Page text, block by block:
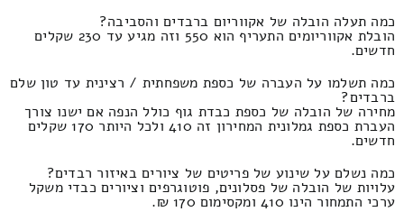
כמה תעלה הובלה של אקווריום ברבדים והסביבה?
הובלת אקווריומים התעריף הוא 550 וזה מגיע עד 230 שקלים
חדשים.
כמה תשלמו על העברה של כספת משפחתית / רצינית עד טון שלם
ברבדים?
מחירה של הובלה של כספת כבדת גוף כולל הנפה אם ישנו צורך
העברת כספת גמלונית המחירון זה 410 ולכל היותר 170 שקלים
חדשים.
כמה נשלם על שינוע של פריטים של ציורים באיזור רבדים?
עלויות של הובלה של פסלונים, פוטוגרפים וציורים כבדי משקל
ערכי התמחור הינו 410 ומקסימום 170 ₪.